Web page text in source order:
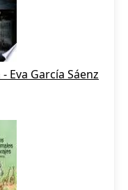
Eva García Sáenz